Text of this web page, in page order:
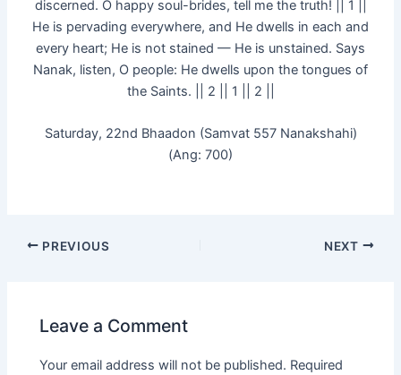
discerned. O happy soul-brides, tell me the truth! || 1 ||
He is pervading everywhere, and He dwells in each and
every heart; He is not stained — He is unstained. Says
Nanak, listen, O people: He dwells upon the tongues of
the Saints. || 2 || 1 || 2 ||
Saturday, 22nd Bhaadon (Samvat 557 Nanakshahi)
(Ang: 700)
PREVIOUS NEXT
Leave a Comment
Your email address will not be published. Required